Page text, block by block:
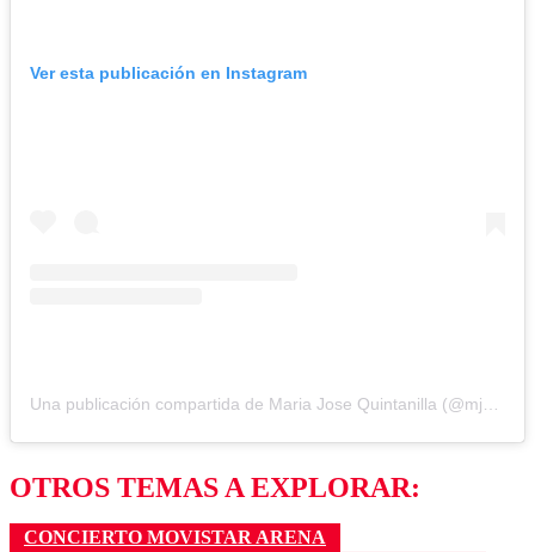
Ver esta publicación en Instagram
OTROS TEMAS A EXPLORAR:
CONCIERTO MOVISTAR ARENA